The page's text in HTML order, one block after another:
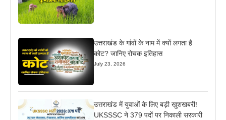
उत्तराखंड के गांवों के नाम में क्यों लगता है
कोट? जानिए रोचक इतिहास
July 23, 2026
उत्तराखंड में युवाओं के लिए बड़ी खुशखबरी!
UKSSSC ने 379 पदों पर निकाली सरकारी